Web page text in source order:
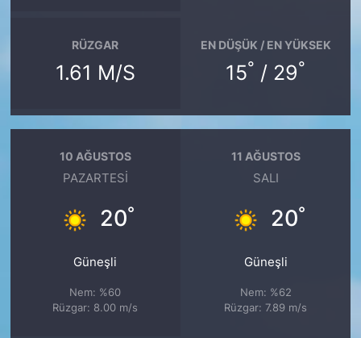
RÜZGAR
1.61 M/S
EN DÜŞÜK / EN YÜKSEK
15° / 29°
10 AĞUSTOS
PAZARTESI
20°
Güneşli
Nem: %60
Rüzgar: 8.00 m/s
11 AĞUSTOS
SALI
20°
Güneşli
Nem: %62
Rüzgar: 7.89 m/s